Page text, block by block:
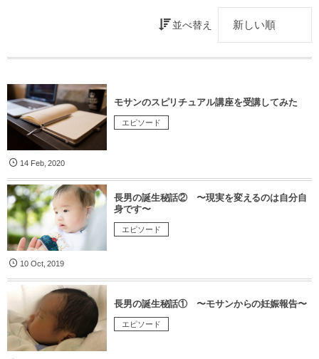
並べ替え
モサンのスピリチュアル講座を受講してみた
エピソード
14 Feb,2020
長男の誕生秘話② 〜現実を変えるのは自分自
身です〜
エピソード
10 Oct,2019
長男の誕生秘話① 〜モサンからの妊娠報告〜
エピソード